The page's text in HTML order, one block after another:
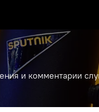
и комментарии